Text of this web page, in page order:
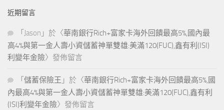
近期留言
「 Jason 」於〈華南銀行Rich+富家卡海外回饋最高5%,國內最
高4%與第一金人壽小資儲蓄神單雙雄:美滿120(FUC),鑫有利(ISI)
利變年金險〉發佈留言
「 儲蓄保險王 」於〈華南銀行Rich+富家卡海外回饋最高5%,國
內最高4%與第一金人壽小資儲蓄神單雙雄:美滿120(FUC),鑫有利
(ISI)利變年金險〉發佈留言